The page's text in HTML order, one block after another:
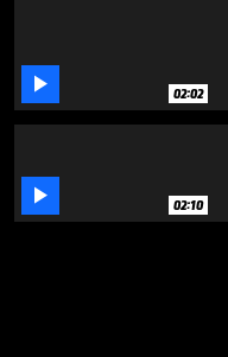
 02:02
 02:10